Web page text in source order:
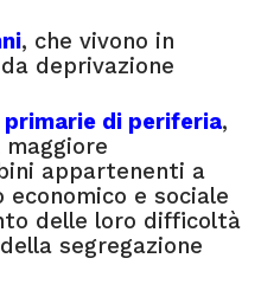
, che vivono in
deprivazione
primarie di periferia,
maggiore
appartenenti a
e sociale
delle loro difficoltà
segregazione